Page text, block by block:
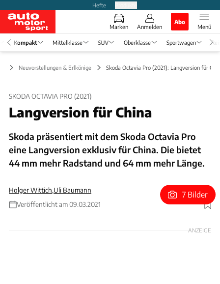
Hefte
Marken Anmelden
Abo
Menü
Kompakt Mittelklasse SUV Oberklasse Sportwagen
Neuvorstellungen & Erlkönige Skoda Octavia Pro (2021): Langversion für
SKODA OCTAVIA PRO (2021)
Langversion für China
Skoda präsentiert mit dem Skoda Octavia Pro
eine Langversion exklusiv für China. Die bietet
44 mm mehr Radstand und 64 mm mehr Länge.
Holger Wittich,Uli Baumann
Veröffentlicht am 09.03.2021
Foto: Skoda
7 Bilder
ANZEIGE